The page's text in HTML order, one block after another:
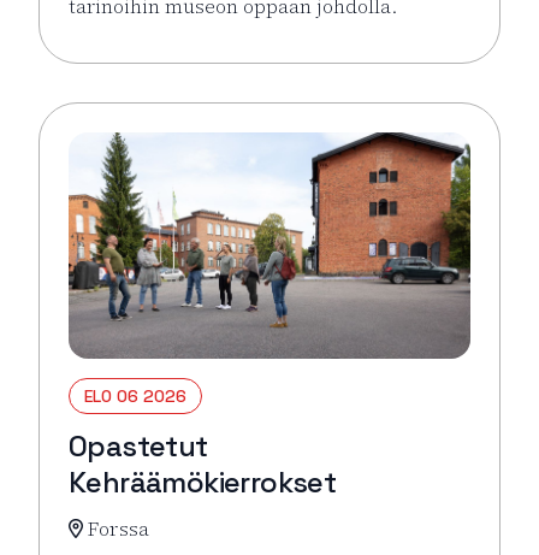
tarinoihin museon oppaan johdolla.
Lue lisää tapahtumasta Opastetut
ELO 06 2026
Opastetut
Kehräämökierrokset
Forssa